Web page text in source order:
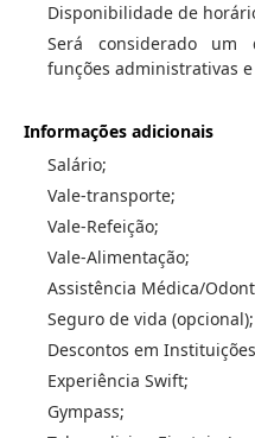
Disponibilidade de
Será considerado um
funções administrativas
Informações adicionais
Salário;
Vale-transporte;
Vale-Refeição;
Vale-Alimentação;
Assistência Médica/
Seguro de vida (opcional);
Descontos em
Experiência Swift;
Gympass;